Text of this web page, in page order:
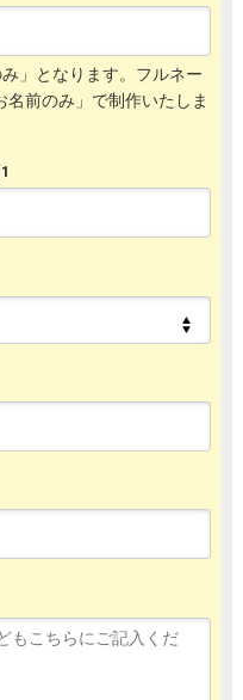
」となります。フルネー
名前のみ」で制作いたしま